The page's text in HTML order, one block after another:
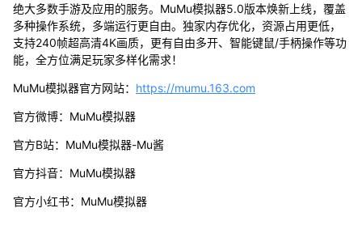
绝大多数手游及应用的服务。MuMu模拟器5.0版本焕新上线，覆盖
多种操作系统，多端运行更自由。独家内存优化，资源占用更低，
支持240帧超高清4K画质，更有自由多开、智能键鼠/手柄操作等功
能，全方位满足玩家多样化需求！
MuMu模拟器官方网站： https://mumu.163.com
官方微博：MuMu模拟器
官方B站：MuMu模拟器-Mu酱
官方抖音：MuMu模拟器
官方小红书：MuMu模拟器